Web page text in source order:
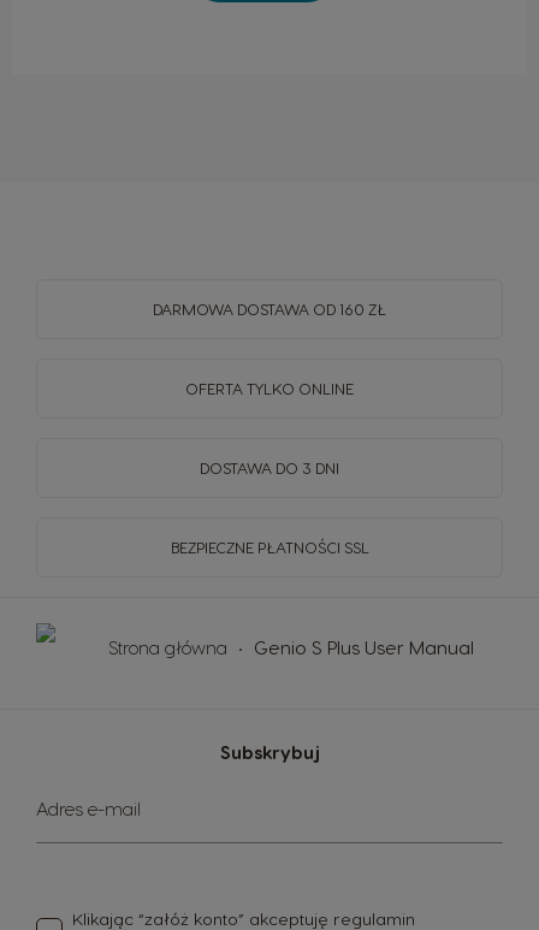
DARMOWA DOSTAWA OD 160 ZŁ
OFERTA TYLKO ONLINE
DOSTAWA DO 3 DNI
BEZPIECZNE PŁATNOŚCI SSL
Strona główna Genio S Plus User Manual
Subskrybuj
Subskrybuj
nasz
newsletter:
Adres e-mail
Klikając “załóż konto” akceptuję regulamin